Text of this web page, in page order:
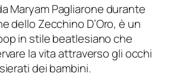
Maryam Pagliarone durante
dello Zecchino D’Oro, è un
in stile beatlesiano che
la vita attraverso gli occhi
dei bambini.